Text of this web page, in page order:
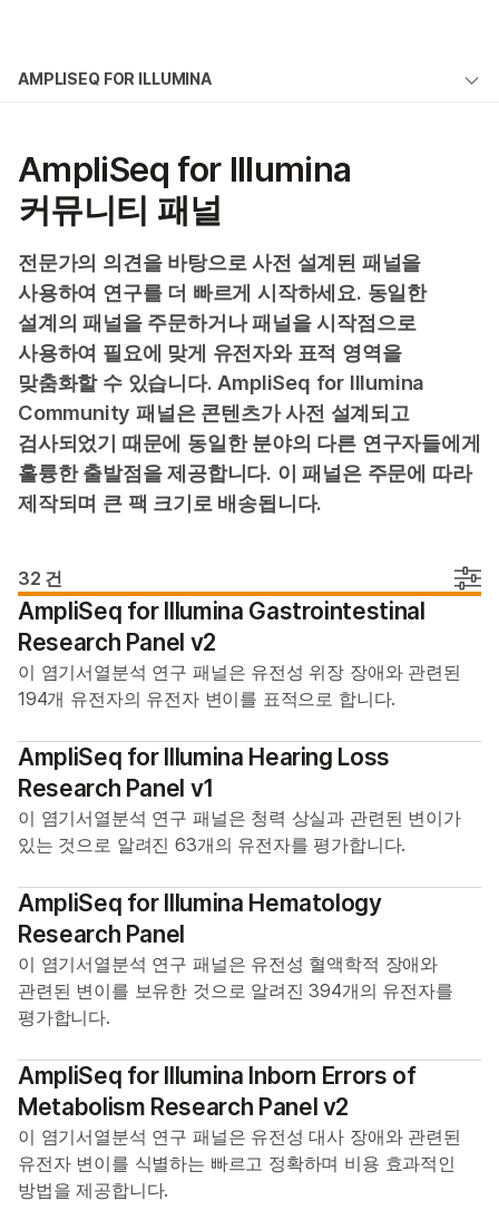
솔루션
회사
추천 링크
AMPLISEQ FOR ILLUMINA
즉시 사용 가능 패널
커뮤니티 패널
맞춤형 패널
인포매틱스 솔루션
FAQs
개요
즉시 사용 가능 패널
커뮤니티 패널
인포매틱스 솔루션
FAQs
개요
문의 사항
AmpliSeq for Illumina
AmpliSeq for Illumina
커뮤니티 패널
전문가의 의견을 바탕으로 사전 설계된 패널을
사용하여 연구를 더 빠르게 시작하세요. 동일한
설계의 패널을 주문하거나 패널을 시작점으로
사용하여 필요에 맞게 유전자와 표적 영역을
맞춤화할 수 있습니다. AmpliSeq for Illumina
Community 패널은 콘텐츠가 사전 설계되고
검사되었기 때문에 동일한 분야의 다른 연구자들에게
훌륭한 출발점을 제공합니다. 이 패널은 주문에 따라
제작되며 큰 팩 크기로 배송됩니다.
32 건
AmpliSeq for Illumina Gastrointestinal
Research Panel v2
이 염기서열분석 연구 패널은 유전성 위장 장애와 관련된
194개 유전자의 유전자 변이를 표적으로 합니다.
AmpliSeq for Illumina Hearing Loss
Research Panel v1
이 염기서열분석 연구 패널은 청력 상실과 관련된 변이가
있는 것으로 알려진 63개의 유전자를 평가합니다.
AmpliSeq for Illumina Hematology
Research Panel
이 염기서열분석 연구 패널은 유전성 혈액학적 장애와
관련된 변이를 보유한 것으로 알려진 394개의 유전자를
평가합니다.
AmpliSeq for Illumina Inborn Errors of
Metabolism Research Panel v2
이 염기서열분석 연구 패널은 유전성 대사 장애와 관련된
유전자 변이를 식별하는 빠르고 정확하며 비용 효과적인
방법을 제공합니다.
보다 관련성이 높은 콘텐츠를 확인하실 수
미생물학 연구
농업유전체학 연구
복합 질환 연구
생식 보건 연구